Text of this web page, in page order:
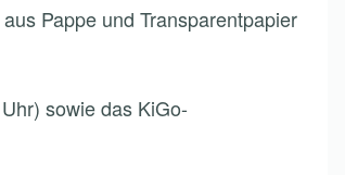
Pappe und Transparentpapier
sowie das KiGo-